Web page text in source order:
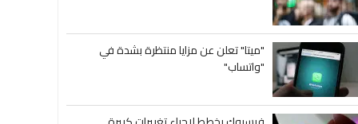
"ميتا" تعلن عن مزايا منتظرة بشدة في
"واتساب"